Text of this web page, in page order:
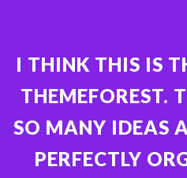
I THINK THIS IS
THEMEFOREST.
SO MANY IDEAS
PERFECTLY